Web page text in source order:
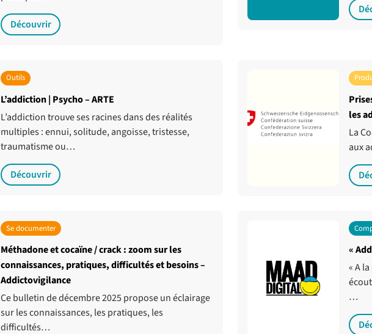
Découvrir
Outils
L’addiction | Psycho – ARTE
L’addiction trouve ses racines dans des réalités
multiples : ennui, solitude, angoisse, tristesse,
traumatisme ou…
Découvrir
les
La
aux
Se documenter
Méthadone et cocaïne / crack : zoom sur les
connaissances, pratiques, difficultés et besoins –
Addictovigilance
Ce bulletin de décembre 2025 propose un éclairage
sur les connaissances, les pratiques, les
difficultés…
«
« A
…